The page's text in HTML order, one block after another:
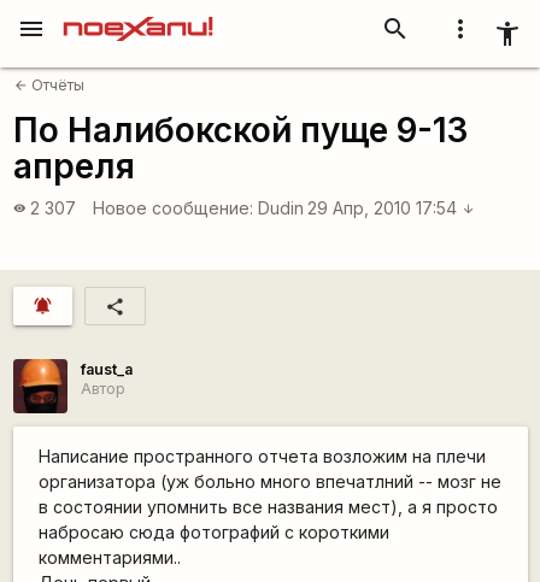
more_vert accessibility_new
search
menu
arrow_back Отчёты
По Налибокской пуще 9-13
апреля
visibility 2 307 Новое сообщение: Dudin 29 Апр, 2010 17:54 arrow_downward
notifications_active share
faust_a
Автор
Написание пространного отчета возложим на плечи
организатора (уж больно много впечатлний -- мозг не
в состоянии упомнить все названия мест), а я просто
набросаю сюда фотографий с короткими
комментариями..